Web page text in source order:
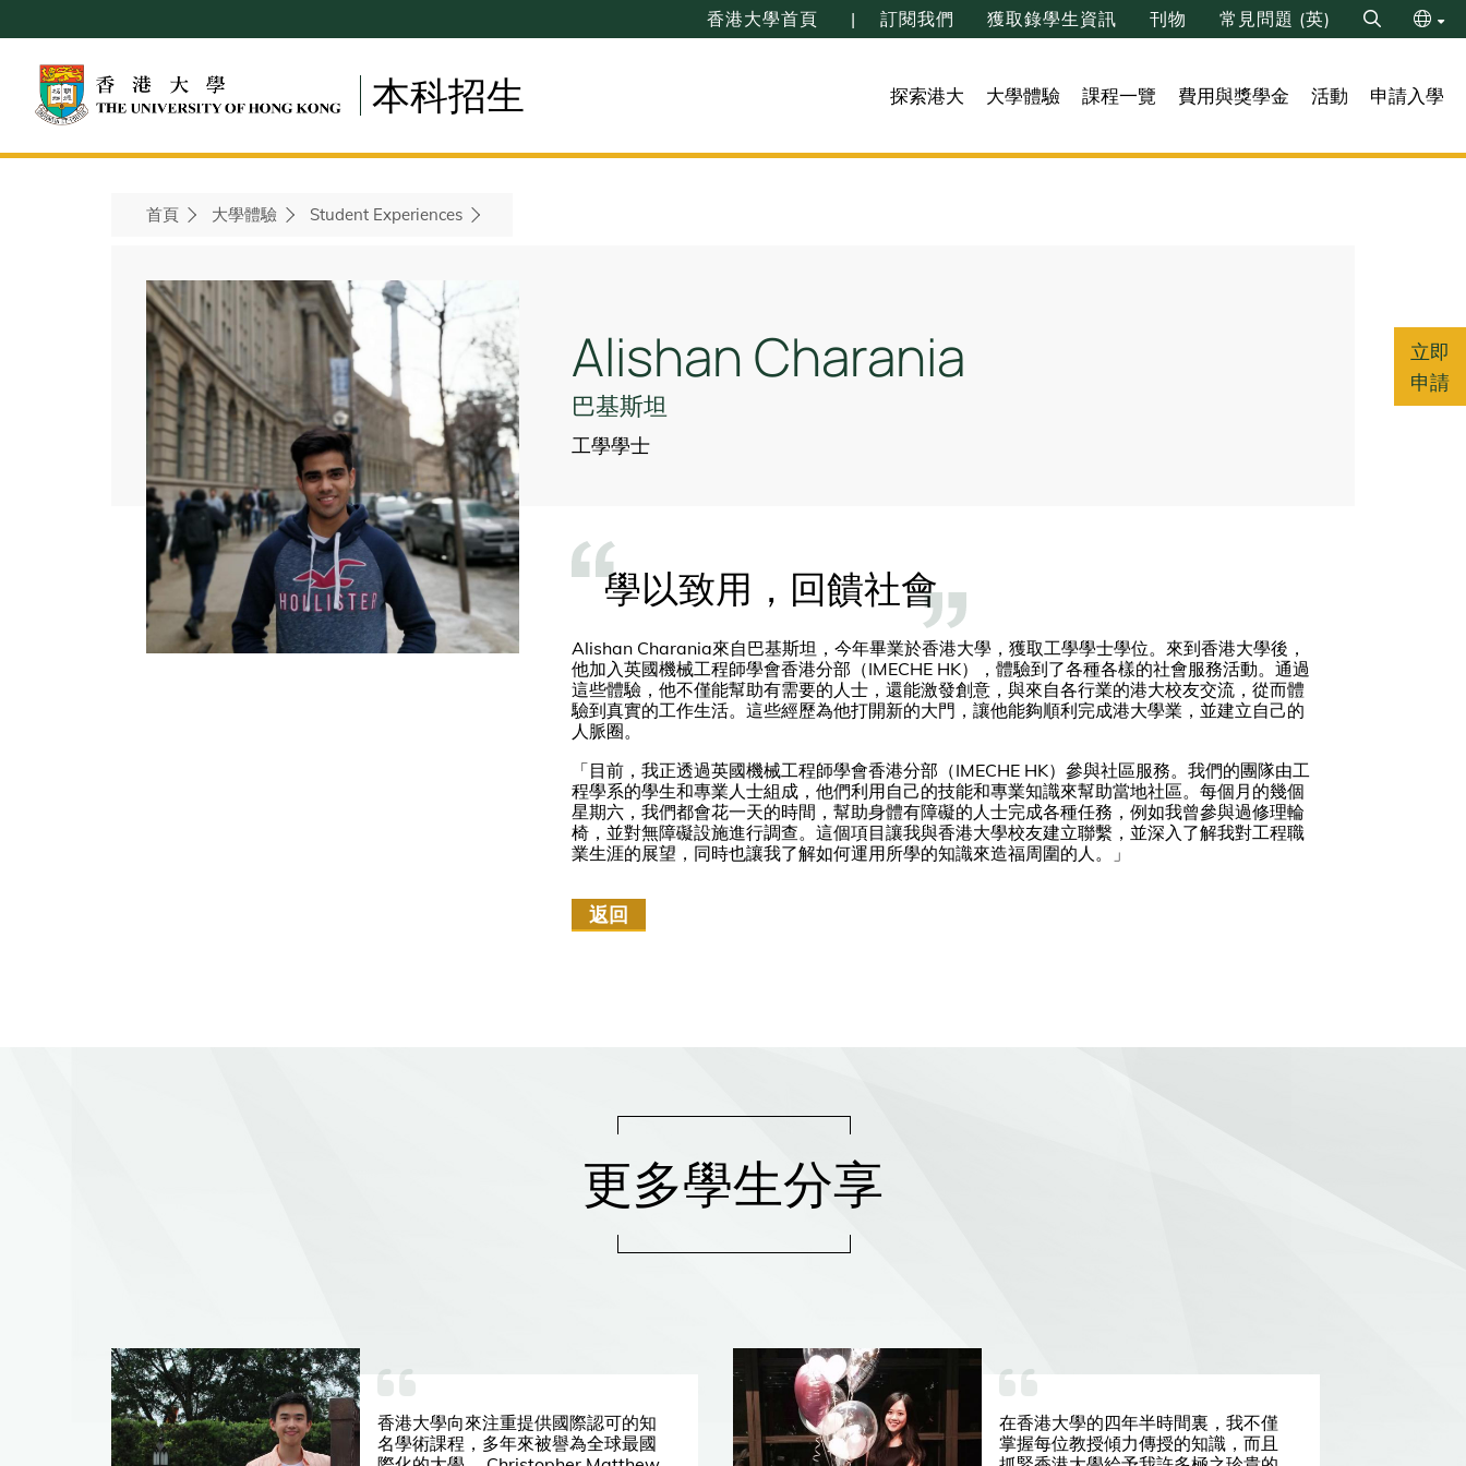
to
main
content
香港大學首頁 訂閱我們 獲取錄學生資訊 刊物 常見問題 (英)
Search
简
本科招生 探索港大 大學體驗 課程一覽 費用與獎學金 活動 申請入學
首頁 大學體驗 Student Experiences
Alishan Charania
巴基斯坦
工學學士
學以致用，回饋社會
Alishan Charania來自巴基斯坦，今年畢業於香港大學，獲取工學學士學位。來到香港大學後，
他加入英國機械工程師學會香港分部（IMECHE HK），體驗到了各種各樣的社會服務活動。通過
這些體驗，他不僅能幫助有需要的人士，還能激發創意，與來自各行業的港大校友交流，從而體
驗到真實的工作生活。這些經歷為他打開新的大門，讓他能夠順利完成港大學業，並建立自己的
人脈圈。
「目前，我正透過英國機械工程師學會香港分部（IMECHE HK）參與社區服務。我們的團隊由工
程學系的學生和專業人士組成，他們利用自己的技能和專業知識來幫助當地社區。每個月的幾個
星期六，我們都會花一天的時間，幫助身體有障礙的人士完成各種任務，例如我曾參與過修理輪
椅，並對無障礙設施進行調查。這個項目讓我與香港大學校友建立聯繫，並深入了解我對工程職
業生涯的展望，同時也讓我了解如何運用所學的知識來造福周圍的人。」
返回
更多學生分享
香港大學向來注重提供國際認可的知
名學術課程，多年來被譽為全球最國
在香港大學的四年半時間裏，我不僅
掌握每位教授傾力傳授的知識，而且
立即
申請